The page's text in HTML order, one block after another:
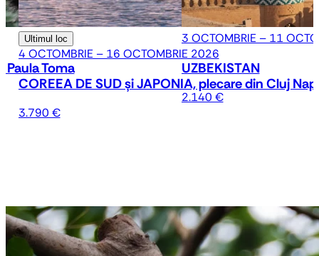
Paula Toma
Ultimul loc
4 OCTOMBRIE – 16 OCTOMBRIE 2026
COREEA DE SUD și JAPONIA, plecare din Cluj
3.790 €
3 OCTOMBRIE – 11
UZBEKISTAN
2.140 €